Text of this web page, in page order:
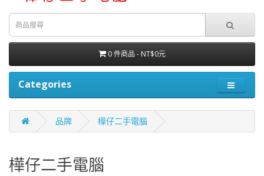
0 件商品 - NT$0元
Categories
品牌 樺仔二手電腦
樺仔二手電腦